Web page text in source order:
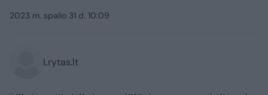
2023 m. spalio 31 d. 10:09
Lrytas.lt